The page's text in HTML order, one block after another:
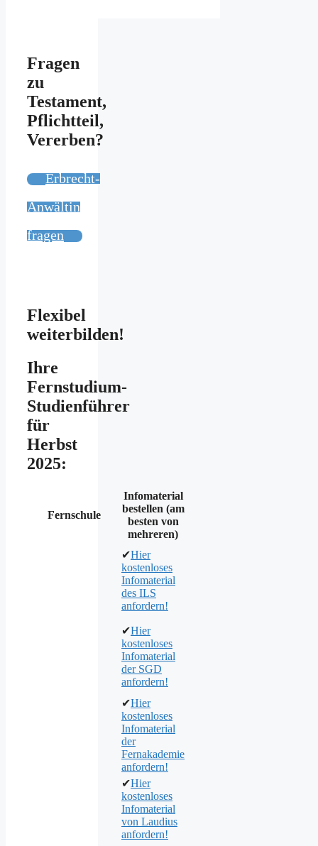
Fragen
zu
Testament,
Pflichtteil,
Vererben?
Erbrecht-
Anwältin
fragen
Flexibel
weiterbilden!
Ihre
Fernstudium-
Studienführer
für
Herbst
2025:
Fernschule
Infomaterial
bestellen (am
besten von
mehreren)
✔Hier
kostenloses
Infomaterial
des ILS
anfordern!
✔Hier
kostenloses
Infomaterial
der SGD
anfordern!
✔Hier
kostenloses
Infomaterial
der
Fernakademie
anfordern!
✔Hier
kostenloses
Infomaterial
von Laudius
anfordern!